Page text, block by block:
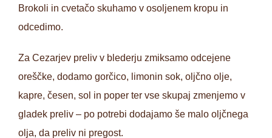
Brokoli in cvetačo skuhamo v osoljenem kropu in
odcedimo.
Za Cezarjev preliv v blederju zmiksamo odcejene
oreščke, dodamo gorčico, limonin sok, oljčno olje,
kapre, česen, sol in poper ter vse skupaj zmenjemo v
gladek preliv – po potrebi dodajamo še malo oljčnega
olja, da preliv ni pregost.